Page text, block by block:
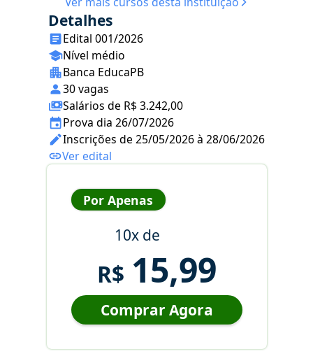
Detalhes
Edital 001/2026
Nível médio
Banca EducaPB
30 vagas
Salários de R$ 3.242,00
Prova dia 26/07/2026
Inscrições de 25/05/2026 à 28/06/2026
Ver edital
Por Apenas
10x de
R$ 15,99
Comprar Agora